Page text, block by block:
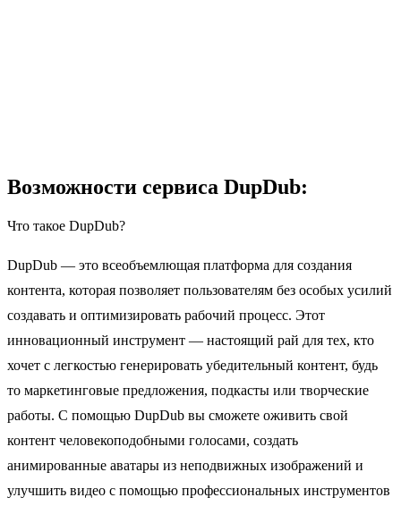
Возможности сервиса DupDub:
Что такое DupDub?
DupDub — это всеобъемлющая платформа для создания
контента, которая позволяет пользователям без особых усилий
создавать и оптимизировать рабочий процесс. Этот
инновационный инструмент — настоящий рай для тех, кто
хочет с легкостью генерировать убедительный контент, будь
то маркетинговые предложения, подкасты или творческие
работы. С помощью DupDub вы сможете оживить свой
контент человекоподобными голосами, создать
анимированные аватары из неподвижных изображений и
улучшить видео с помощью профессиональных инструментов